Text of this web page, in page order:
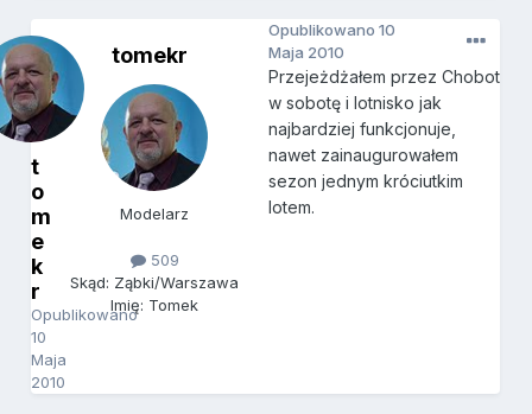
t
o
m
e
k
r
Opublikowano
10
Maja
2010
tomekr
Modelarz
509
Skąd: Ząbki/Warszawa
Imię: Tomek
Opublikowano10
Maja 2010
Przejeżdżałem przez Chobot
w sobotę i lotnisko jak
najbardziej funkcjonuje,
nawet zainaugurowałem
sezon jednym króciutkim
lotem.